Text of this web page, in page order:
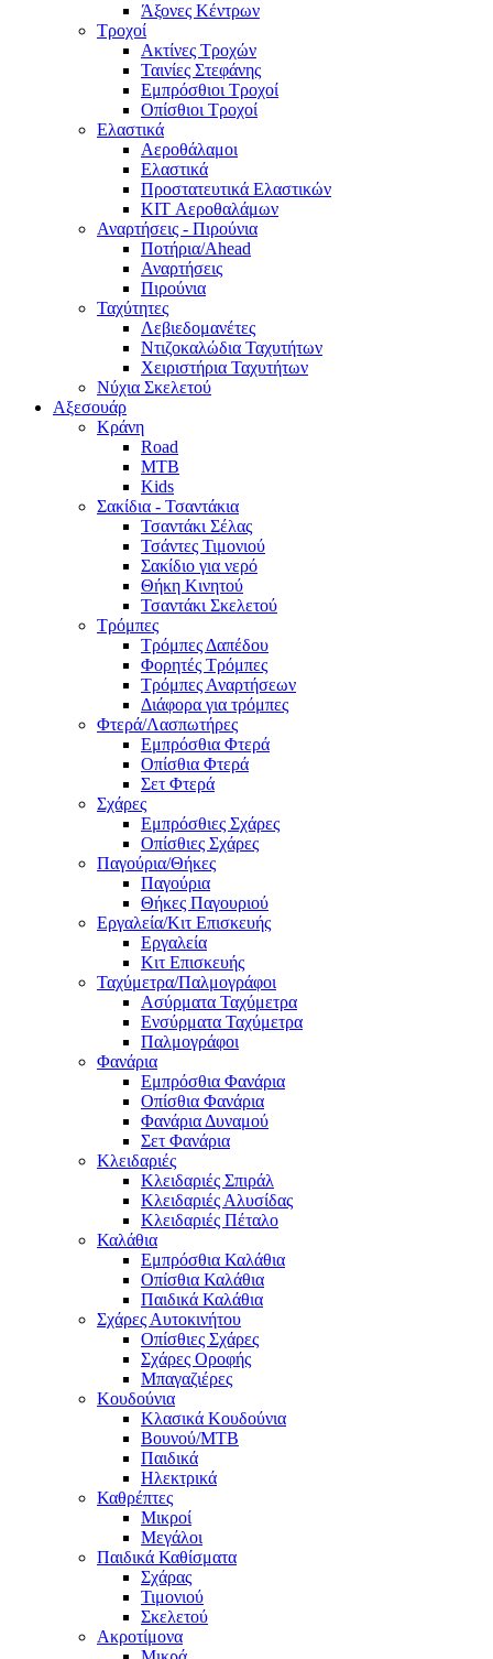
Άξονες Κέντρων
Τροχοί
Ακτίνες Τροχών
Ταινίες Στεφάνης
Εμπρόσθιοι Τροχοί
Οπίσθιοι Τροχοί
Ελαστικά
Αεροθάλαμοι
Ελαστικά
Προστατευτικά Ελαστικών
KIT Αεροθαλάμων
Αναρτήσεις - Πιρούνια
Ποτήρια/Ahead
Αναρτήσεις
Πιρούνια
Ταχύτητες
Λεβιεδομανέτες
Ντιζοκαλώδια Ταχυτήτων
Χειριστήρια Ταχυτήτων
Νύχια Σκελετού
Αξεσουάρ
Κράνη
Road
MTB
Kids
Σακίδια - Τσαντάκια
Τσαντάκι Σέλας
Τσάντες Τιμονιού
Σακίδιο για νερό
Θήκη Κινητού
Τσαντάκι Σκελετού
Τρόμπες
Τρόμπες Δαπέδου
Φορητές Τρόμπες
Τρόμπες Αναρτήσεων
Διάφορα για τρόμπες
Φτερά/Λασπωτήρες
Εμπρόσθια Φτερά
Οπίσθια Φτερά
Σετ Φτερά
Σχάρες
Εμπρόσθιες Σχάρες
Οπίσθιες Σχάρες
Παγούρια/Θήκες
Παγούρια
Θήκες Παγουριού
Εργαλεία/Κιτ Επισκευής
Εργαλεία
Κιτ Επισκευής
Ταχύμετρα/Παλμογράφοι
Ασύρματα Ταχύμετρα
Ενσύρματα Ταχύμετρα
Παλμογράφοι
Φανάρια
Εμπρόσθια Φανάρια
Οπίσθια Φανάρια
Φανάρια Δυναμού
Σετ Φανάρια
Κλειδαριές
Κλειδαριές Σπιράλ
Κλειδαριές Αλυσίδας
Κλειδαριές Πέταλο
Καλάθια
Εμπρόσθια Καλάθια
Οπίσθια Καλάθια
Παιδικά Καλάθια
Σχάρες Αυτοκινήτου
Οπίσθιες Σχάρες
Σχάρες Οροφής
Μπαγαζιέρες
Κουδούνια
Κλασικά Κουδούνια
Βουνού/MTB
Παιδικά
Ηλεκτρικά
Καθρέπτες
Μικροί
Μεγάλοι
Παιδικά Καθίσματα
Σχάρας
Τιμονιού
Σκελετού
Ακροτίμονα